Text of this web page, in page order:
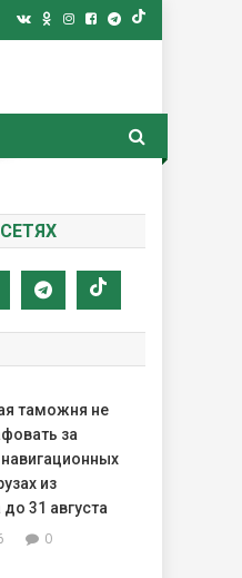
таможня не
за
навигационных
из
до 31 августа
0